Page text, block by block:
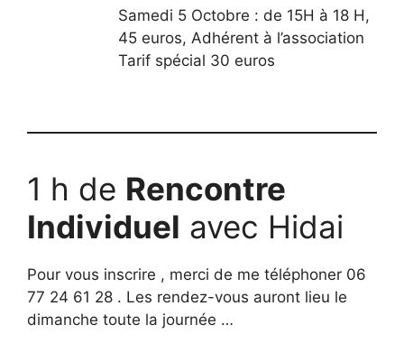
Samedi 5 Octobre : de 15H à 18 H,
45 euros, Adhérent à l’association
Tarif spécial 30 euros
1 h de Rencontre
Individuel avec Hidai
Pour vous inscrire , merci de me téléphoner 06
77 24 61 28 . Les rendez-vous auront lieu le
dimanche toute la journée …